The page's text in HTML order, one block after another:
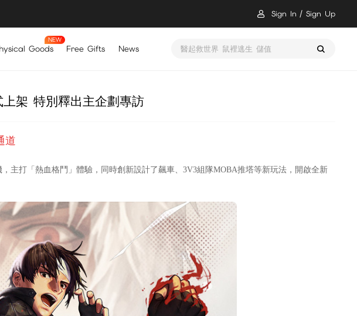
Sign In Sign Up
Goods Free Gifts News 醫起救世界 鼠裡逃生 儲值
架 特別釋出主企劃專訪
道
打「熱血格鬥」體驗，同時創新設計了飆車、3V3組隊MOBA推塔等新玩法，開啟全新